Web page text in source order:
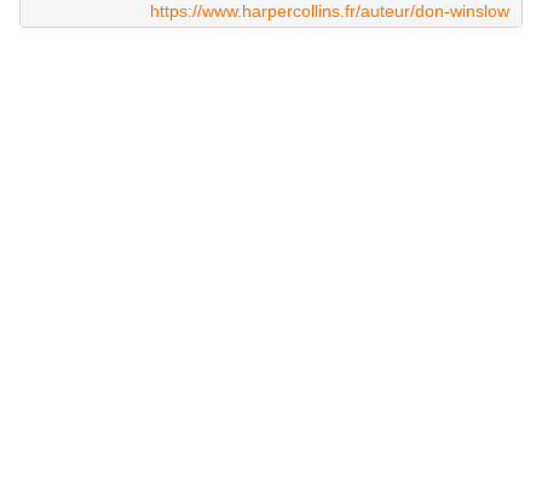
https://www.harpercollins.fr/auteur/don-winslow